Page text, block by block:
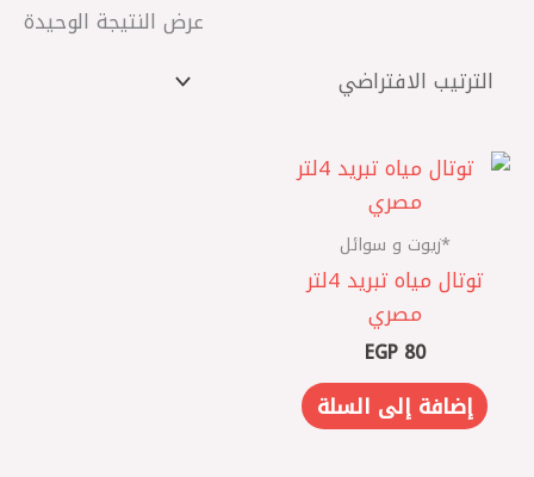
عرض النتيجة الوحيدة
*زيوت و سوائل
توتال مياه تبريد 4لتر
مصري
EGP80
إضافة إلى السلة